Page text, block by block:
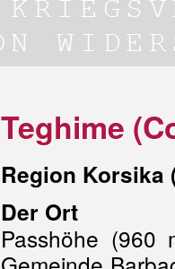
Teghime
Region Korsika
Der Ort
Passhöhe